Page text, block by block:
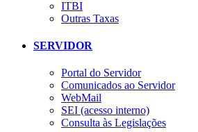
ITBI
Outras Taxas
SERVIDOR
Portal do Servidor
Comunicados ao Servidor
WebMail
SEI (acesso interno)
Consulta às Legislações